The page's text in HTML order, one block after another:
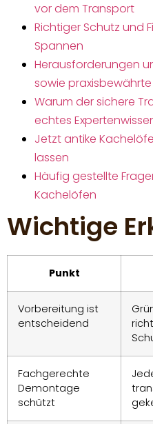
vor dem Transport
Richtiger Schutz und
Spannen
Herausforderungen
sowie
Warum der sichere
echtes
Jetzt antike
lassen
Häufig gestellte
Kachelöfen
Wichtige
Punkt
Vorbereitung ist
entscheidend
Fachgerechte
Demontage
schützt